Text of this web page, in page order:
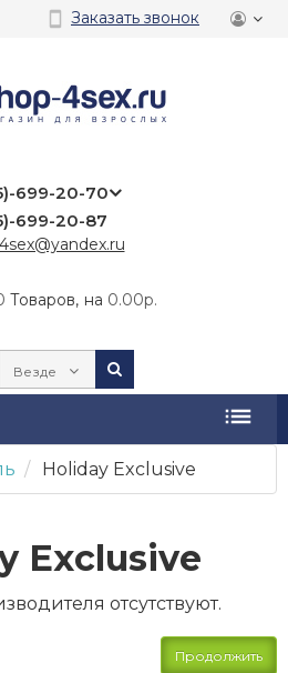
Заказать звонок
699-20-70
699-20-87
Tоваров, на 0.00р.
Везде
Holiday Exclusive
Exclusive
отсутствуют.
Продолжить